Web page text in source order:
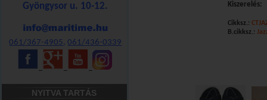
Gyöngysor u. 10-12.
061/367-4905,061/436-0339
NYITVA TARTÁS
Kiszerelés:
Cikksz.:
B.cikksz.: